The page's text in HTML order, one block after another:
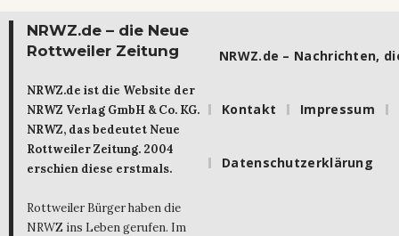
NRWZ.de – die Neue
Rottweiler Zeitung
NRWZ.de ist die Website der
NRWZ Verlag GmbH & Co. KG.
NRWZ, das bedeutet Neue
Rottweiler Zeitung. 2004
erschien diese erstmals.
Rottweiler Bürger haben die
NRWZ ins Leben gerufen. Im
NRWZ.de – Nachrichten,
Kontakt Impressum
Datenschutzerklärung